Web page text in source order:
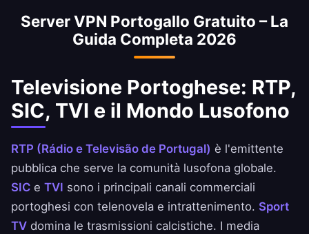
Server VPN Portogallo Gratuito – La
Guida Completa 2026
Televisione Portoghese: RTP,
SIC, TVI e il Mondo Lusofono
RTP (Rádio e Televisão de Portugal) è l'emittente
pubblica che serve la comunità lusofona globale.
SIC e TVI sono i principali canali commerciali
portoghesi con telenovela e intrattenimento. Sport
TV domina le trasmissioni calcistiche. I media